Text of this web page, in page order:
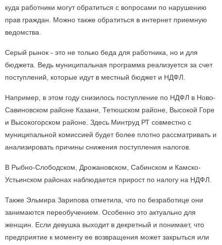
куда работники могут обратиться с вопросами по нарушению
прав граждан. Можно также обратиться в интернет приемную
ведомства.
Серый рынок - это не только беда для работника, но и для
бюджета. Ведь муниципальная программа реализуется за счет
поступлений, которые идут в местный бюджет и НДФЛ.
Например, в этом году снизилось поступление по НДФЛ в Ново-
Савиновском районе Казани, Тетюшском районе, Высокой Горе
и Высокогорском районе. Здесь Минтруд РТ совместно с
муниципальной комиссией будет более плотно рассматривать и
анализировать причины снижения поступления налогов.
В Рыбно-Слободском, Дрожановском, Сабинском и Камско-
Устьинском районах наблюдается прирост по налогу на НДФЛ.
Также Эльмира Зарипова отметила, что по безработице они
занимаются переобучением. Особенно это актуально для
женщин. Если девушка выходит в декретный и понимает, что
предприятие к моменту ее возвращения может закрыться или